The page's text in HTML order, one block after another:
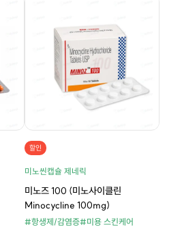
할인
미노씬캡슐 제네릭
미노즈 100 (미노사이클린
Minocycline 100mg)
#항생제/감염증#미용 스킨케어